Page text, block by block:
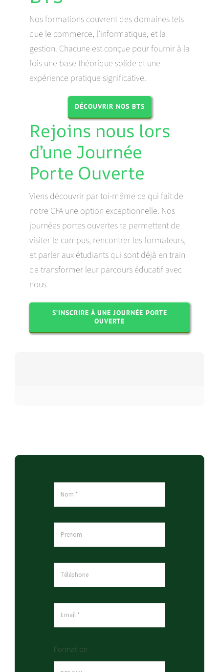
Nos formations couvrent des domaines tels
que le commerce, l’informatique, et la
gestion. Chacune est conçue pour fournir à la
fois une base théorique solide et une
expérience pratique significative.
DÉCOUVRIR NOS BTS
Rejoins nous lors
d’une Journée
Porte Ouverte
Viens découvrir par toi-même ce qui fait de
notre CFA une option exceptionnelle. Nos
journées portes ouvertes te permettent de
visiter le campus, rencontrer les formateurs,
et parler aux étudiants qui sont déjà en train
de transformer leur parcours éducatif avec
nous.
S’INSCRIRE À UNE JOURNÉE PORTE
OUVERTE
Formation